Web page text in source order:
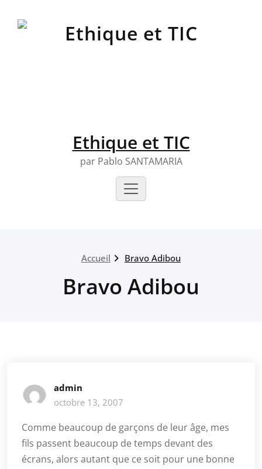
Ethique et TIC
par Pablo SANTAMARIA
Accueil Bravo Adibou
Bravo Adibou
admin
octobre 13, 2007
Comme beaucoup de garçons de leur âge, mes
fils passent beaucoup de temps devant des
écrans, alors autant que ce soit pour une bonne